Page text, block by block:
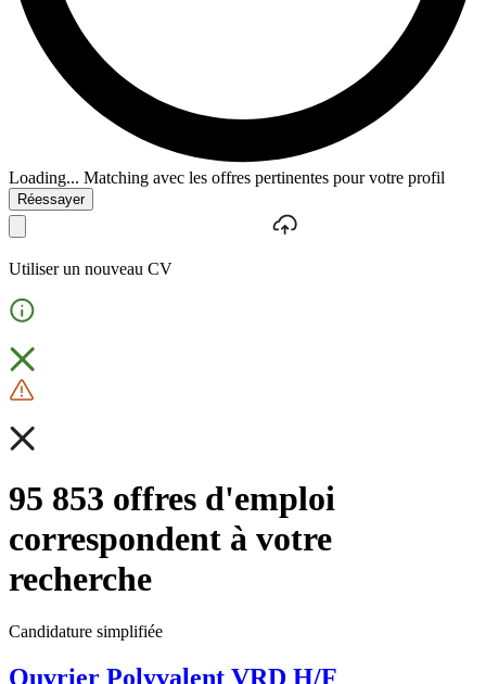
Loading... Matching avec les offres pertinentes pour votre profil
Réessayer
Utiliser un nouveau CV
95 853 offres d'emploi
correspondent à votre
recherche
Candidature simplifiée
Ouvrier Polyvalent VRD H/F